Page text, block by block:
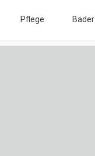
Pflege Bäder